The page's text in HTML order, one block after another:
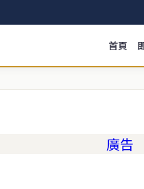
首頁